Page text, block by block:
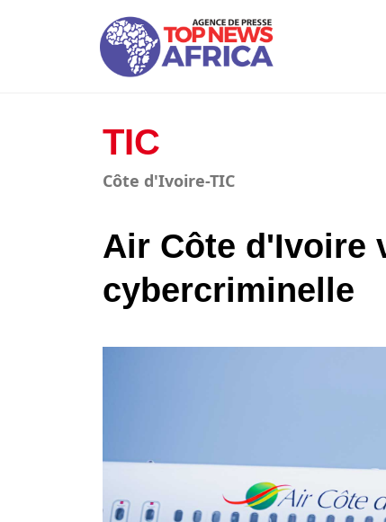
TIC
Côte d'Ivoire-TIC
Air Côte d'Ivoire
cybercriminelle